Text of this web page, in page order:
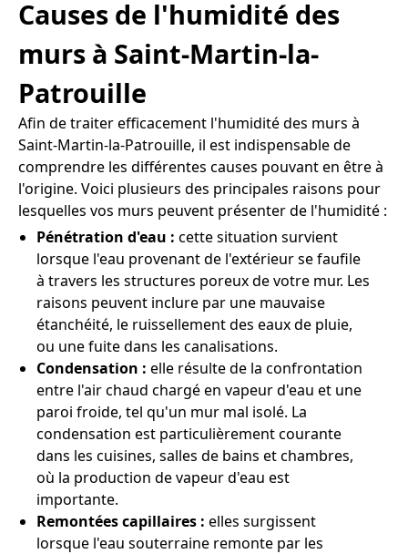
Causes de l'humidité des
murs à Saint-Martin-la-
Patrouille
Afin de traiter efficacement l'humidité des murs à
Saint-Martin-la-Patrouille, il est indispensable de
comprendre les différentes causes pouvant en être à
l'origine. Voici plusieurs des principales raisons pour
lesquelles vos murs peuvent présenter de l'humidité :
Pénétration d'eau : cette situation survient
lorsque l'eau provenant de l'extérieur se faufile
à travers les structures poreux de votre mur. Les
raisons peuvent inclure par une mauvaise
étanchéité, le ruissellement des eaux de pluie,
ou une fuite dans les canalisations.
Condensation : elle résulte de la confrontation
entre l'air chaud chargé en vapeur d'eau et une
paroi froide, tel qu'un mur mal isolé. La
condensation est particulièrement courante
dans les cuisines, salles de bains et chambres,
où la production de vapeur d'eau est
importante.
Remontées capillaires : elles surgissent
lorsque l'eau souterraine remonte par les